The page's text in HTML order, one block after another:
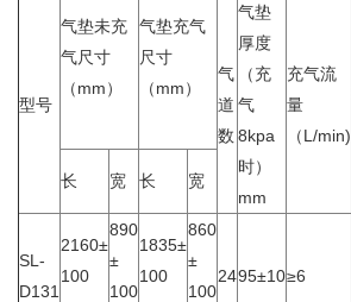
型号
气垫未充
气尺寸
（mm）
气垫充气
尺寸
（mm）
气
道
数
气垫
厚度
（充
气
8kpa
时）
mm
充气流
量
（L/min)
长 宽 长 宽
SL-
D131
2160±
100
890
±
100
1835±
100
860
±
100
2495±10≥6